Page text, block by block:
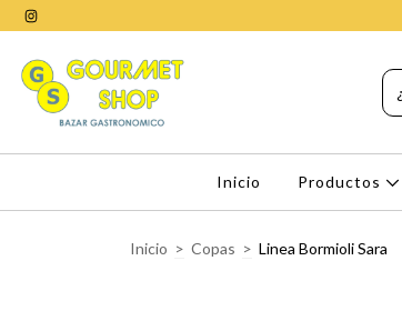
Inicio Productos
Inicio > Copas > Linea Bormioli Sara